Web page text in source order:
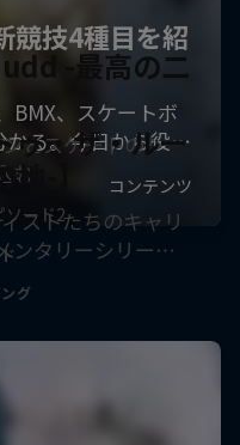
-最高の二
とスケートのシー
む
ソード2
ゥ・ザ・ルー
地-】
ストたちのキャリ
ンタリーシリー…
グ